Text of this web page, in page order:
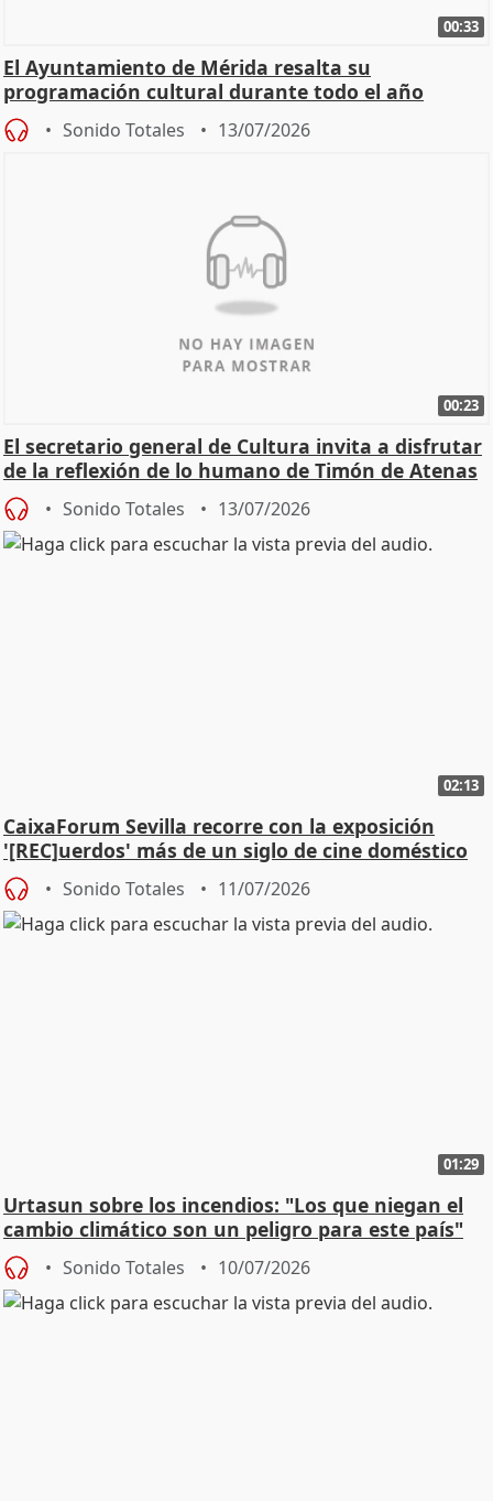
00:33
El Ayuntamiento de Mérida resalta su
programación cultural durante todo el año
Sonido Totales 13/07/2026
00:23
El secretario general de Cultura invita a disfrutar
de la reflexión de lo humano de Timón de Atenas
Sonido Totales 13/07/2026
02:13
CaixaForum Sevilla recorre con la exposición
'[REC]uerdos' más de un siglo de cine doméstico
Sonido Totales 11/07/2026
01:29
Urtasun sobre los incendios: "Los que niegan el
cambio climático son un peligro para este país"
Sonido Totales 10/07/2026